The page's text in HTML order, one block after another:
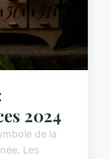
2024
de la
Les